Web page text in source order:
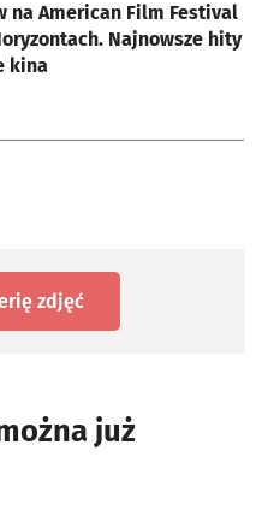
na American Film Festival
Najnowsze hity
kina
zdjęć
już